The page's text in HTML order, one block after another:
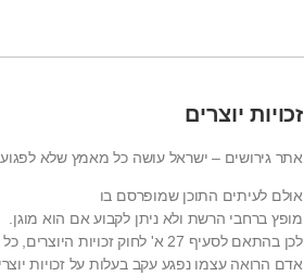
זכויות יוצרים
אתר גירושים – ישראל עושה כל מאמץ שלא לפגוע
אולם לעיתים התוכן שמופרסם בו
מופץ ברחבי הרשת ולא ניתן לקבוע אם הוא מוגן.
לכן בהתאם לסעיף 27 א' לחוק זכויות היוצרים, כל
אדם הרואה עצמו נפגע עקב בעלות על זכויות